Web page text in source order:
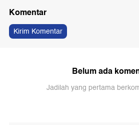
Komentar
Kirim Komentar
Belum ada
Jadilah yang pertama